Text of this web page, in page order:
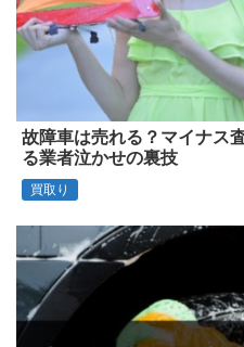
故障車は売れる？マイナス
る業者泣かせの裏技
買取り